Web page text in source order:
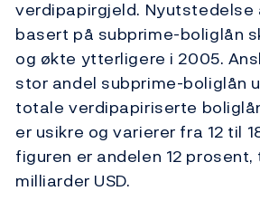
verdipapirgjeld. Nyutstedelse
basert på subprime-boliglån
og økte ytterligere i 2005.
stor andel subprime-boliglån
totale verdipapiriserte
er usikre og varierer fra 12 til
figuren er andelen 12
milliarder USD.